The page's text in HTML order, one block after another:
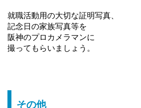
就職活動用の大切な証明写真、
記念日の家族写真等を
阪神のプロカメラマンに
撮ってもらいましょう。
その他